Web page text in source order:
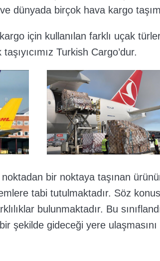
dünyada birçok hava kargo
için kullanılan farklı uçak
Turkish Cargo’dur.
noktadan bir noktaya taşınan
tabi tutulmaktadır. Söz
bulunmaktadır. Bu
şekilde gideceği yere